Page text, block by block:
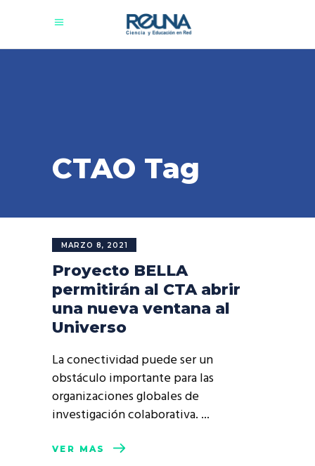
CTAO Tag
MARZO 8, 2021
Proyecto BELLA
permitirán al CTA abrir
una nueva ventana al
Universo
La conectividad puede ser un
obstáculo importante para las
organizaciones globales de
investigación colaborativa.
VER MÁS